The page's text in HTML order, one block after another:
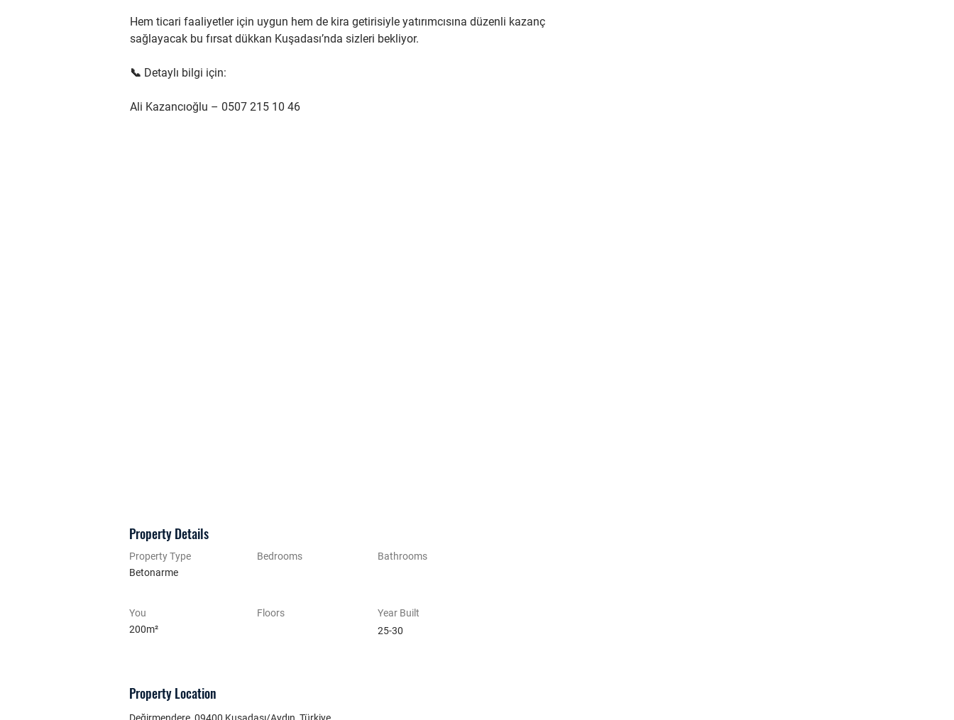
Hem ticari faaliyetler için uygun hem de kira getirisiyle yatırımcısına düzenli kazanç
sağlayacak bu fırsat dükkan Kuşadası’nda sizleri bekliyor.
📞 Detaylı bilgi için:
Ali Kazancıoğlu – 0507 215 10 46
Property Details
Property Type
Betonarme
Bedrooms Bathrooms
You
200m²
Floors
Year Built
25-30
Property Location